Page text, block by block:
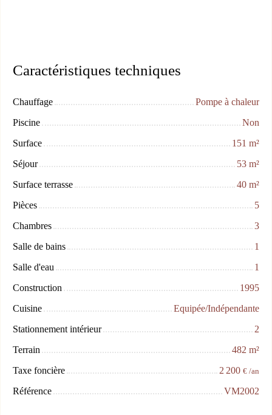
Caractéristiques techniques
Chauffage
Pompe à chaleur
Piscine
Non
Surface
151 m²
Séjour
53 m²
Surface terrasse
40 m²
Pièces
5
Chambres
3
Salle de bains
1
Salle d'eau
1
Construction
1995
Cuisine
Equipée/Indépendante
Stationnement intérieur
2
Terrain
482 m²
Taxe foncière
2 200 € /an
Référence VM2002